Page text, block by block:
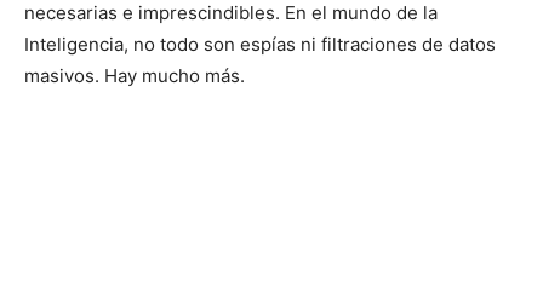
necesarias e imprescindibles. En el mundo de la
Inteligencia, no todo son espías ni filtraciones de datos
masivos. Hay mucho más.